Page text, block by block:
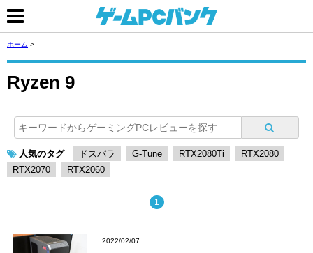
ホーム >
Ryzen 9
人気のタグ ドスパラ G-Tune RTX2080Ti
RTX2080
RTX2070
RTX2060
1
2022/02/07